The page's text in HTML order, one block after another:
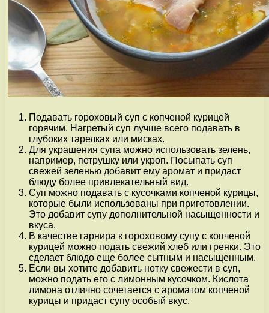
Подавать гороховый суп с копченой курицей
горячим. Нагретый суп лучше всего подавать в
глубоких тарелках или мисках.
Для украшения супа можно использовать зелень,
например, петрушку или укроп. Посыпать суп
свежей зеленью добавит ему аромат и придаст
блюду более привлекательный вид.
Суп можно подавать с кусочками копченой курицы,
которые были использованы при приготовлении.
Это добавит супу дополнительной насыщенности и
вкуса.
В качестве гарнира к гороховому супу с копченой
курицей можно подать свежий хлеб или гренки. Это
сделает блюдо еще более сытным и насыщенным.
Если вы хотите добавить нотку свежести в суп,
можно подать его с лимонным кусочком. Кислота
лимона отлично сочетается с ароматом копченой
курицы и придаст супу особый вкус.